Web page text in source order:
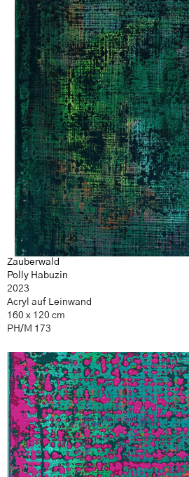
Zauberwald
Polly Habuzin
2023
Acryl auf Leinwand
160 x 120 cm
PH/M 173